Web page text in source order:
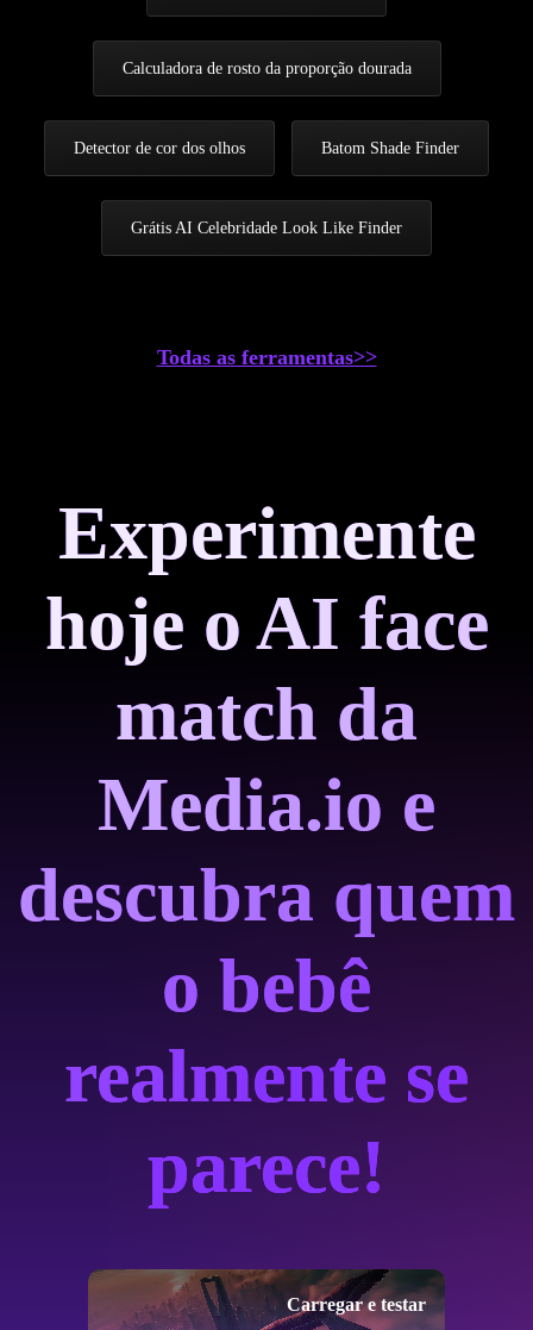
Calculadora de rosto da proporção dourada
Detector de cor dos olhos Batom Shade Finder
Grátis AI Celebridade Look Like Finder
Todas as ferramentas>>
Experimente
hoje o AI face
match da
Media.io e
descubra quem
o bebê
realmente se
parece!
Carregar e testar